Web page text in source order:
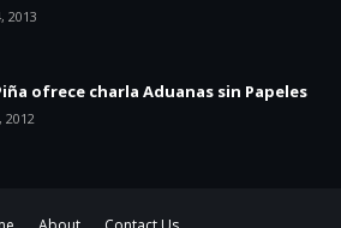
2013
ofrece charla Aduanas sin Papeles
2012